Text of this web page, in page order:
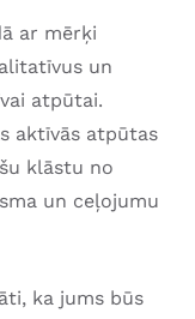
ar mērķi
un
atpūtai.
aktīvās atpūtas
klāstu no
un ceļojumu
ka jums būs